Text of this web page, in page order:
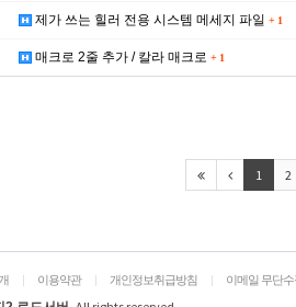
제가 쓰는 힐러 전용 시스템 메세지 파일 + 1
매크로 2줄 추가 / 칼라 매크로 + 1
1 2
| 이용약관 | 개인정보취급방침 | 이메일 무단